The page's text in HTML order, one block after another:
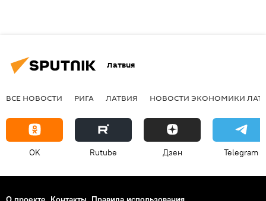
Латвия
ВСЕ НОВОСТИ РИГА ЛАТВИЯ НОВОСТИ ЭКОНОМИКИ
OK Rutube Дзен Telegram